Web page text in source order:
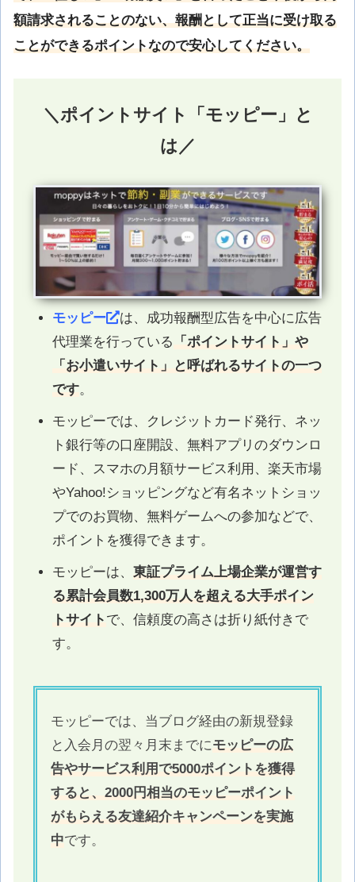
額請求されることのない、報酬として正当に受け取る
ことができるポイントなので安心してください。
＼ポイントサイト「モッピー」と
は／
モッピー
は、成功報酬型広告を中心に広告
代理業を行っている 「ポイントサイト」や
「お小遣いサイト」と呼ばれるサイトの一つ
です。
モッピーでは、クレジットカード発行、ネッ
ト銀行等の口座開設、無料アプリのダウンロ
ード、スマホの月額サービス利用、楽天市場
やYahoo!ショッピングなど有名ネットショッ
プでのお買物、無料ゲームへの参加などで、
ポイントを獲得できます。
モッピーは、 東証プライム上場企業が運営す
る累計会員数1,300万人を超える大手ポイン
トサイト で、信頼度の高さは折り紙付きで
す。
モッピーでは、当ブログ経由の新規登録
と入会月の翌々月末までにモッピーの広
告やサービス利用で5000ポイントを獲得
すると、2000円相当のモッピーポイント
がもらえる友達紹介キャンペーンを実施
中です。